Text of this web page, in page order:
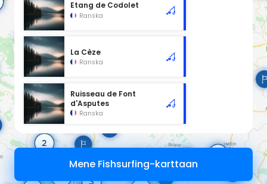
Etang de Codolet
Ranska
La Cèze
Ranska
Ruisseau de Font
d'Asputes
Ranska
Mene Fishsurfing-karttaan